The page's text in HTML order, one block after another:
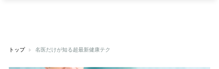
トップ 名医だけが知る超最新健康テク